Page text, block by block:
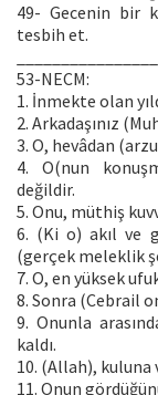
49- Gecenin bir
tesbih et.
53-NECM:
1. İnmekte olan
2. Arkadaşınız
3. O, hevâdan
4. O(nun
değildir.
5. Onu, müthiş
6. (Ki o) akıl ve
(gerçek meleklik
7. O, en yüksek
8. Sonra (Cebrail
9. Onunla
kaldı.
10. (Allah), kuluna
11. Onun